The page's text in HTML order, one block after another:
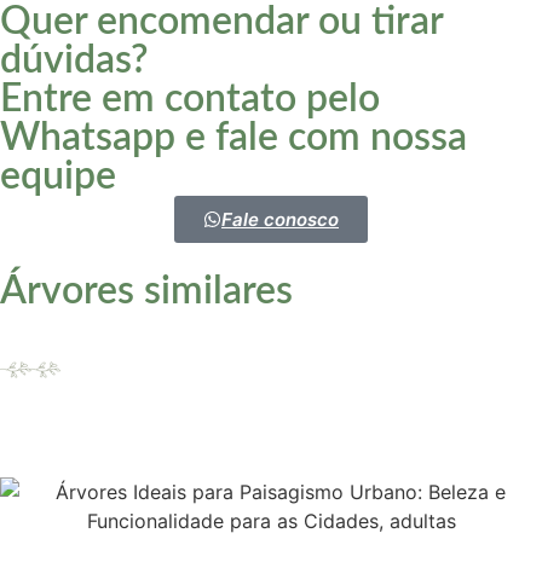
Quer encomendar ou tirar
dúvidas?
Entre em contato pelo
Whatsapp e fale com nossa
equipe
Fale conosco
Árvores similares